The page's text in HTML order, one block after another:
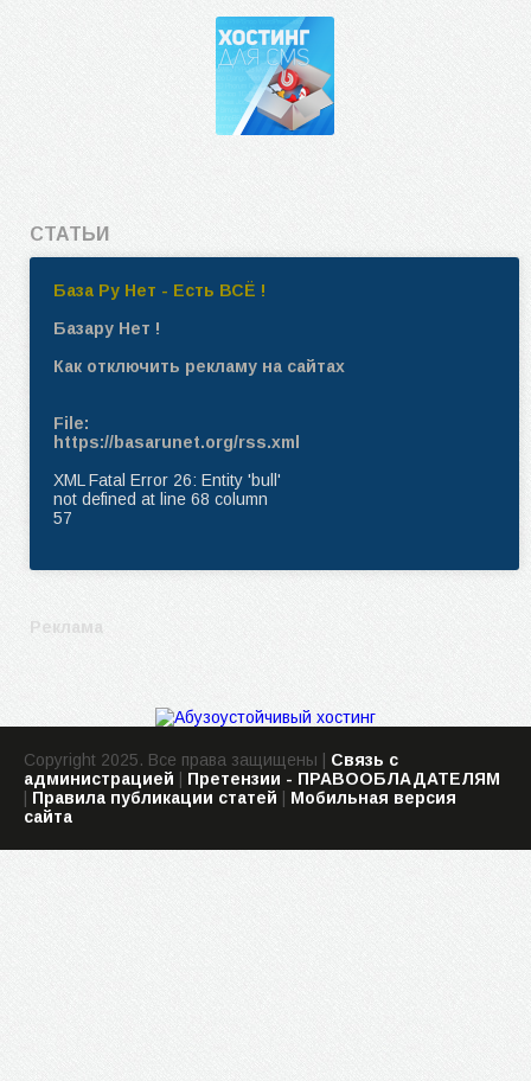
СТАТЬИ
База Ру Нет - Есть ВСЁ !
Базару Нет !
Как отключить рекламу на сайтах
File:
https://basarunet.org/rss.xml
XML Fatal Error 26: Entity 'bull'
not defined at line 68 column
57
Реклама
Copyright 2025. Все права защищены | Связь с
администрацией | Претензии - ПРАВООБЛАДАТЕЛЯМ
| Правила публикации статей | Мобильная версия
сайта